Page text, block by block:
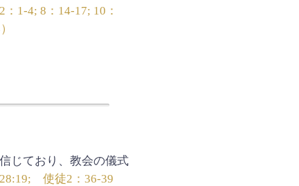
：1-4; 8：14-17; 10：
じており、教会の儀式
28:19; 使徒2：36-39